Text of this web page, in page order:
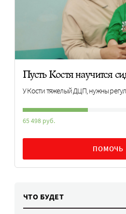
Пусть Костя научится
У Кости тяжелый ДЦП, нужны
65 498 руб.
ПОМОЧЬ
ЧТО БУДЕТ